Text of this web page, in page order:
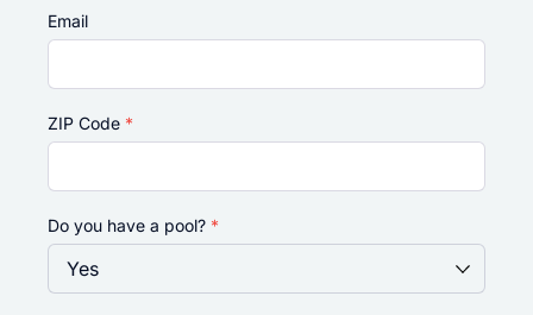
Email
ZIP Code *
Do you have a pool? *